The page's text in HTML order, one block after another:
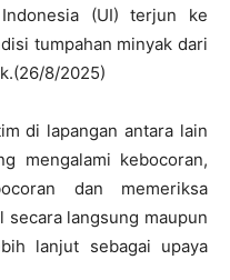
(UI) terjun ke
tumpahan minyak dari
8/2025)
di lapangan antara lain
mengalami kebocoran,
dan memeriksa
secara langsung maupun
lanjut sebagai upaya